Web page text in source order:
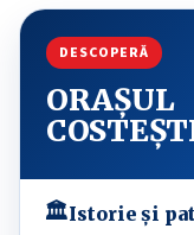
DESCOPERĂ
ORAȘUL
🏛Istorie și